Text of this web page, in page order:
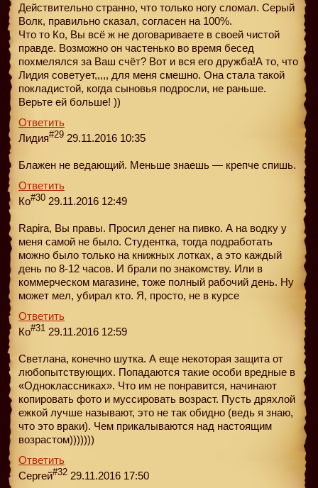
Действительно странно, что только ногу сломал. Серый
Волк, правильно сказал, согласен на 100%.
Что то Ко, Вы всё ж не договариваете в своей чистой
правде. Возможно он частенько во время бесед
похмелялся за Ваш счёт? Вот и вся его дружба!А то, что
Лидия советует,,,,, для меня смешно. Она стала такой
покладистой, когда сыновья подросли, не раньше.
Верьте ей больше! ))
Ответить
Лидия#29 29.11.2016 10:35
Блажен не ведающий. Меньше знаешь — крепче спишь.
Ответить
Ко#30 29.11.2016 12:49
Rapira, Вы правы. Просил денег на пивко. А на водку у
меня самой не было. Студентка, тогда подработать
можно было только на книжных лотках, а это каждый
день по 8-12 часов. И брали по знакомству. Или в
коммерческом магазине, тоже полный рабочий день. Ну
может мел, убирал кто. Я, просто, не в курсе
Ответить
Ко#31 29.11.2016 12:59
Светлана, конечно шутка. А еще некоторая защита от
любопытствующих. Попадаются такие особи вредные в
«Одноклассниках». Что им не понравится, начинают
копировать фото и муссировать возраст. Пусть дряхлой
ежкой лучше называют, это не так обидно (ведь я знаю,
что это враки). Чем прикалываются над настоящим
возрастом)))))))
Ответить
Сергей#32 29.11.2016 17:50